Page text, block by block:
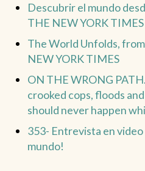
Descubrir el mundo
THE NEW YORK TIMES
The World Unfolds,
NEW YORK TIMES
ON THE WRONG
crooked cops, floods
should never happen
353- Entrevista en video
mundo!